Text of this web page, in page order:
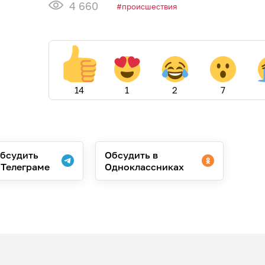
4 660 происшествия
14 1 2 7
Обсудить в
Одноклассниках